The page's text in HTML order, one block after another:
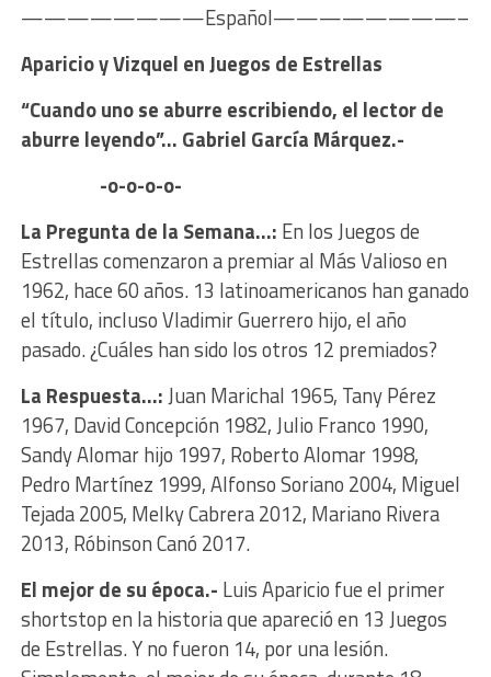
————————Español————————–
Aparicio y Vizquel enJuegos de Estrellas
“Cuando uno se aburre escribiendo, el lector de
aburre leyendo”… Gabriel García Márquez.-
-o-o-o-o-
La Pregunta de la Semana…: En los Juegos de
Estrellas comenzaron a premiar al Más Valioso en
1962, hace 60 años. 13 latinoamericanos han ganado
el título, incluso Vladimir Guerrero hijo, el año
pasado. ¿Cuáles han sido los otros 12 premiados?
La Respuesta…: Juan Marichal 1965, Tany Pérez
1967, David Concepción 1982, Julio Franco 1990,
Sandy Alomar hijo 1997, Roberto Alomar 1998,
Pedro Martínez 1999, Alfonso Soriano 2004, Miguel
Tejada 2005, Melky Cabrera 2012, Mariano Rivera
2013, Róbinson Canó 2017.
El mejor de su época.- Luis Aparicio fue el primer
shortstop en la historia que apareció en 13 Juegos
de Estrellas. Y no fueron 14, por una lesión.